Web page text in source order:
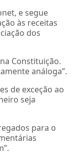
e segue
às receitas
dos
Constituição.
análoga”.
de exceção ao
seja
para o